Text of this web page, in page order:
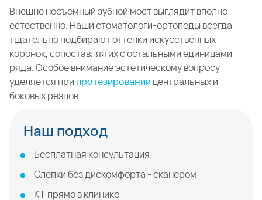
Внешне несъемный зубной мост выглядит вполне
естественно. Наши стоматологи-ортопеды всегда
тщательно подбирают оттенки искусственных
коронок, сопоставляя их с остальными единицами
ряда. Особое внимание эстетическому вопросу
уделяется при протезированиицентральных и
боковых резцов.
Наш подход
Бесплатная консультация
Слепки без дискомфорта - сканером
КТ прямо в клинике